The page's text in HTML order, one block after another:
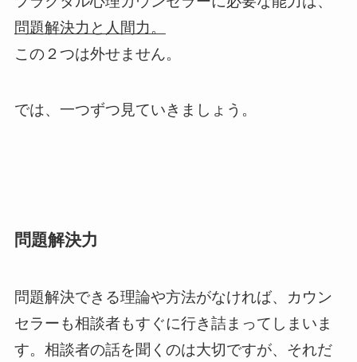
問題解決力と人間力。
この２つは外せません。
では、一つずつ見ていきましょう。
問題解決力
問題解決できる理論や方法がなければ、カウン
セラーも相談者もすぐに行き詰まってしまいま
す。相談者の話を聞くのは大切ですが、それだ